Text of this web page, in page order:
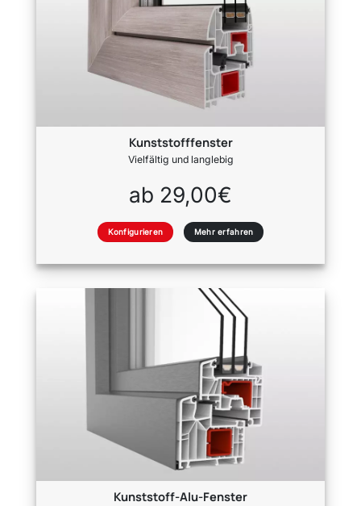
Kunststofffenster
Vielfältig und langlebig
ab 29,00€
Konfigurieren Mehr erfahren
Kunststoff-Alu-Fenster